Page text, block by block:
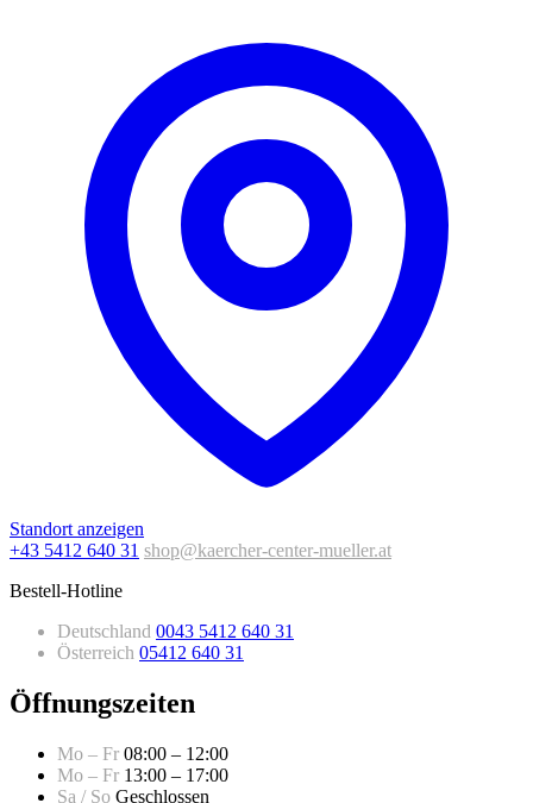
Standort anzeigen
+43 5412 640 31 shop@kaercher-center-mueller.at
Bestell-Hotline
Deutschland 0043 5412 640 31
Österreich 05412 640 31
Öffnungszeiten
Mo – Fr 08:00 – 12:00
Mo – Fr 13:00 – 17:00
Sa / So Geschlossen